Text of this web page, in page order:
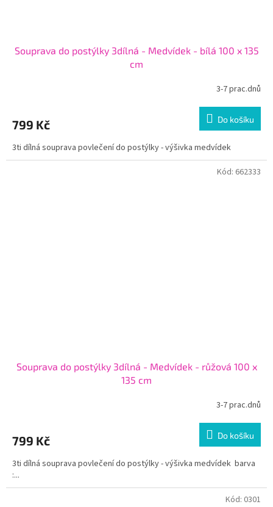
Souprava do postýlky 3dílná - Medvídek - bílá 100 x 135
cm
3-7 prac.dnů
799 Kč Do košíku
3ti dílná souprava povlečení do postýlky - výšivka medvídek
Souprava do postýlky 3dílná - Medvídek - růžová 100 x
135 cm
3-7 prac.dnů
799 Kč Do košíku
3ti dílná souprava povlečení do postýlky - výšivka medvídek barva
:...
Kód: 662333
Kód: 0301